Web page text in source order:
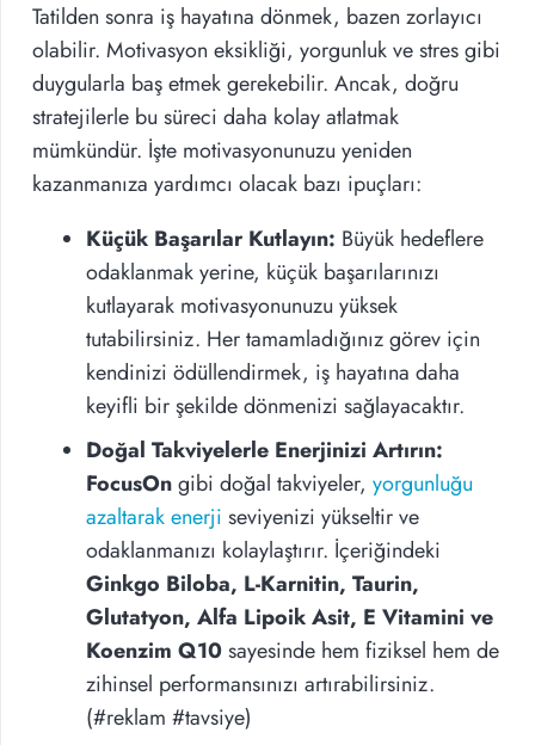
Tatilden sonra iş hayatına dönmek, bazen zorlayıcı
olabilir. Motivasyon eksikliği, yorgunluk ve stres gibi
duygularla baş etmek gerekebilir. Ancak, doğru
stratejilerle bu süreci daha kolay atlatmak
mümkündür. İşte motivasyonunuzu yeniden
kazanmanıza yardımcı olacak bazı ipuçları:
Küçük Başarılar Kutlayın: Büyük hedeflere
odaklanmak yerine, küçük başarılarınızı
kutlayarak motivasyonunuzu yüksek
tutabilirsiniz. Her tamamladığınız görev için
kendinizi ödüllendirmek, iş hayatına daha
keyifli bir şekilde dönmenizi sağlayacaktır.
Doğal Takviyelerle Enerjinizi Artırın:
FocusOngibi doğal takviyeler, yorgunluğu
azaltarak enerji seviyenizi yükseltir ve
odaklanmanızı kolaylaştırır. İçeriğindeki
Ginkgo Biloba, L-Karnitin, Taurin,
Glutatyon, Alfa Lipoik Asit, E Vitamini ve
Koenzim Q10sayesinde hem fiziksel hem de
zihinsel performansınızı artırabilirsiniz.
(#reklam #tavsiye)